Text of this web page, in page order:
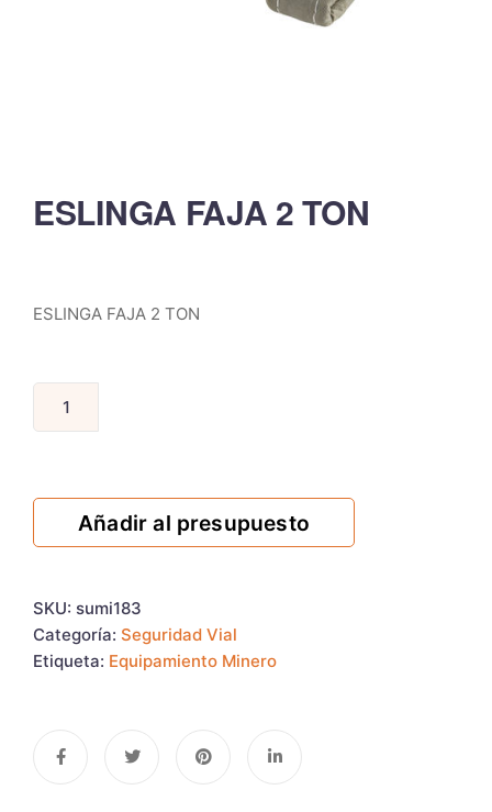
ESLINGA FAJA 2 TON
ESLINGA FAJA 2 TON
Añadir al presupuesto
SKU: sumi183
Categoría: Seguridad Vial
Etiqueta: Equipamiento Minero